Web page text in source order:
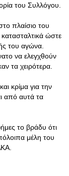
του Συλλόγου.
πλαίσιο του
ώστε
του αγώνα.
να ελεγχθούν
τα χειρότερα.
κρίμα για την
από αυτά τα
το βράδυ ότι
μέλη του